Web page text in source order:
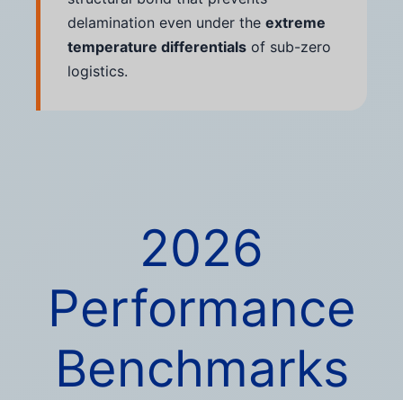
delamination even under the extreme
temperature differentials of sub-zero
logistics.
2026
Performance
Benchmarks